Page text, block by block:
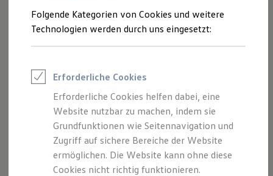
Saisonangebote
Reifenpakete
Leasing
Leasing-Angebote
Elektroauto Leasing
Kleinwagen-Leasing
Leasing ohne Anzahlung
Finanzierung
Autokredit mit Schlussrate
Versicherungen und Garantien
Kfz-Versicherung
Restschuldversicherungen
Garantien
Folgende Kategorien von Cookies und weitere
Technologien werden durch uns eingesetzt:
Erforderliche Cookies
Erforderliche Cookies helfen dabei, eine
Website nutzbar zu machen, indem sie
Grundfunktionen wie Seitennavigation und
Zugriff auf sichere Bereiche der Website
ermöglichen. Die Website kann ohne diese
Cookies nicht richtig funktionieren.